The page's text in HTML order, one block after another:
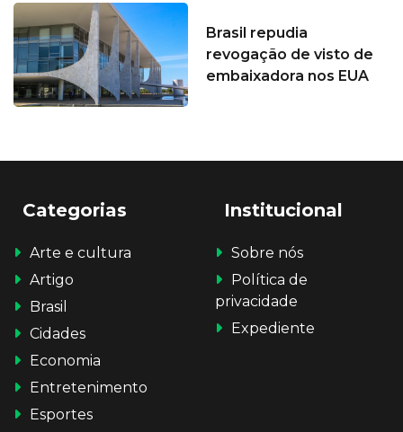
Brasil repudia
revogação de visto de
embaixadora nos EUA
Categorias
Arte e cultura
Artigo
Brasil
Cidades
Economia
Entretenimento
Esportes
Institucional
Sobre nós
Política de
privacidade
Expediente